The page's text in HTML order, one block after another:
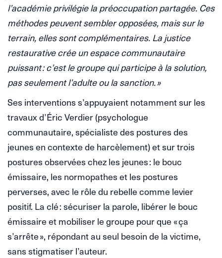
l’académie privilégie la préoccupation partagée. Ces
méthodes peuvent sembler opposées, mais sur le
terrain, elles sont complémentaires. La justice
restaurative crée un espace communautaire
puissant : c’est le groupe qui participe à la solution,
pas seulement l’adulte ou la sanction. »
Ses interventions s’appuyaient notamment sur les
travaux d’Éric Verdier (psychologue
communautaire, spécialiste des postures des
jeunes en contexte de harcèlement) et sur trois
postures observées chez les jeunes : le bouc
émissaire, les normopathes et les postures
perverses, avec le rôle du rebelle comme levier
positif. La clé : sécuriser la parole, libérer le bouc
émissaire et mobiliser le groupe pour que « ça
s’arrête », répondant au seul besoin de la victime,
sans stigmatiser l’auteur.